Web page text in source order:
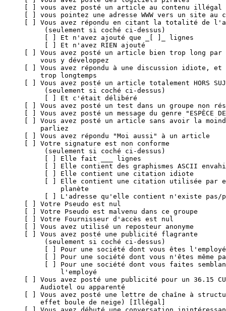
[ ] vous avez posté un article au contenu illégal
[ ] vous pointez une adresse WWW vers un site
[ ] Vous avez répondu en citant la totalité de
     (seulement si coché ci-dessus)
     [ ] Et n'avez ajouté que _[ ]_ lignes
     [ ] Et n'avez RIEN ajouté
[ ] Vous avez posté un article bien trop long par
    vous y développez
[ ] Vous avez répondu à une discussion idiote, et
    trop longtemps
[ ] Vous avez posté un article totalement HORS
     (seulement si coché ci-dessus)
     [ ] Et c'était délibéré
[ ] Vous avez posté un test dans un groupe non
[ ] Vous avez posté un message du genre "ESPÈCE DE
[ ] Vous avez posté un article sans avoir la
    parliez
[ ] Vous avez répondu "Moi aussi" à un article
[ ] Votre signature est non conforme
     (seulement si coché ci-dessus)
     [ ] Elle fait ___ lignes
[ ] Elle contient des graphismes ASCII
     [ ] Elle contient une citation idiote
[ ] Elle contient une citation utilisée par
         planète
[ ] L'adresse qu'elle contient n'existe pas/
[ ] Votre Pseudo est nul
[ ] Votre Pseudo est malvenu dans ce groupe
[ ] Votre Fournisseur d'accès est nul
[ ] Vous avez utilisé un reposteur anonyme
[ ] Vous avez posté une publicité flagrante
     (seulement si coché ci-dessus)
     [ ] Pour une société dont vous êtes l'employé
[ ] Pour une société dont vous n'êtes même
[ ] Pour une société dont vous faites
         l'employé
[ ] Vous avez posté une publicité pour un 36.15
    Audiotel ou apparenté
[ ] Vous avez posté une lettre de chaîne à
    effet boule de neige) [Illégal]